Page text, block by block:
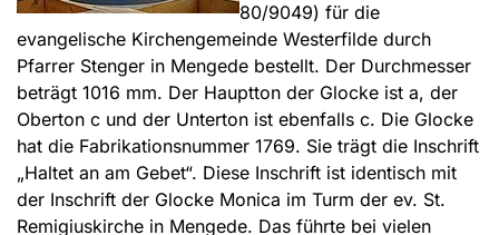
80/9049) für die
evangelische Kirchengemeinde Westerfilde durch
Pfarrer Stenger in Mengede bestellt. Der Durchmesser
beträgt 1016 mm. Der Hauptton der Glocke ist a, der
Oberton c und der Unterton ist ebenfalls c. Die Glocke
hat die Fabrikationsnummer 1769. Sie trägt die Inschrift
„Haltet an am Gebet“. Diese Inschrift ist identisch mit
der Inschrift der Glocke Monica im Turm der ev. St.
Remigiuskirche in Mengede. Das führte bei vielen